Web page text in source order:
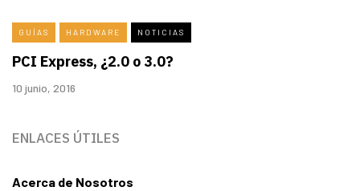
GUÍAS HARDWARE NOTICIAS
PCI Express, ¿2.0 o 3.0?
10 junio, 2016
ENLACES ÚTILES
Acerca de Nosotros